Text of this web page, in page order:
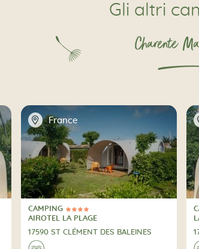
Gli altri
Charente
📍 France
4 Stelle
CAMPING
CAMPING
AIROTEL LA PLAGE
17590 ST CLÉMENT DES BALEINES